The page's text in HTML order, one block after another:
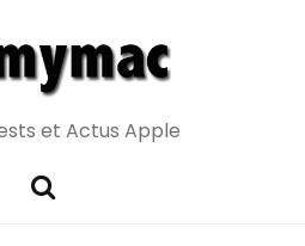
et Actus Apple